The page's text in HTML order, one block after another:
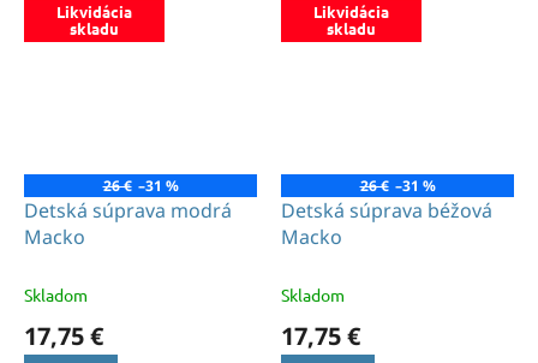
Likvidácia
skladu
26 € –31 %
Detská súprava modrá
Macko
Skladom
17,75 €
Likvidácia
skladu
26 € –31 %
Detská súprava béžová
Macko
Skladom
17,75 €